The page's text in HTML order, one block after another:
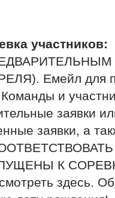
участников:
Емейл для
и
заявки
заявки, а
К
здесь.